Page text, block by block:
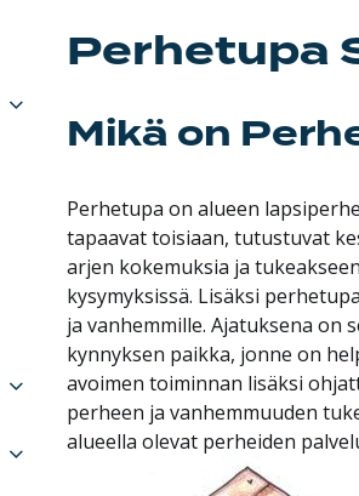
Perhetupa
Mikä on
Perhetupa on alueen
tapaavat toisiaan, tutustuvat
arjen kokemuksia ja
kysymyksissä. Lisäksi
ja vanhemmille. Ajatuksena on
kynnyksen paikka, jonne on
avoimen toiminnan lisäksi
perheen ja vanhemmuuden
alueella olevat perheiden